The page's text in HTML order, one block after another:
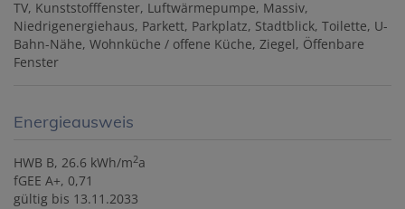
TV Kunststofffenster Luftwärmepumpe Massiv
Niedrigenergiehaus Parkett Parkplatz Stadtblick Toilette U-
Bahn-Nähe Wohnküche / offene Küche Ziegel Öffenbare
Fenster
Energieausweis
HWB B, 26.6 kWh/m2a
fGEE A+, 0,71
gültig bis 13.11.2033